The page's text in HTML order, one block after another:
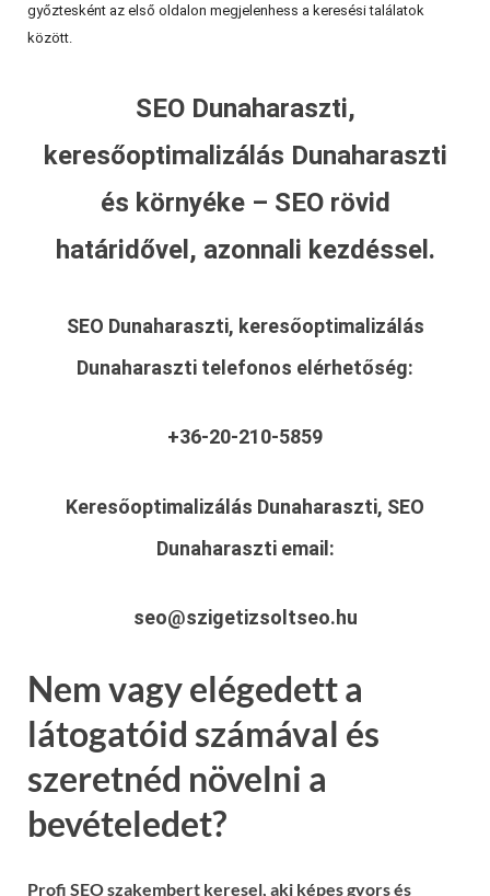
győztesként az első oldalon megjelenhess a keresési találatok
között.
SEO Dunaharaszti,
keresőoptimalizálás Dunaharaszti
és környéke – SEO rövid
határidővel, azonnali kezdéssel.
SEO Dunaharaszti, keresőoptimalizálás
Dunaharaszti telefonos elérhetőség:
+36-20-210-5859
Keresőoptimalizálás Dunaharaszti, SEO
Dunaharaszti email:
seo@szigetizsoltseo.hu
Nem vagy elégedett a
látogatóid számával és
szeretnéd növelni a
bevételedet?
Profi SEO szakembert keresel, aki képes gyors és